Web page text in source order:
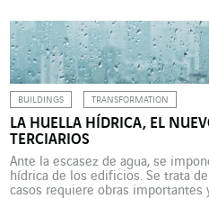
Bredhälla BESS (battery energy
almacenamiento de energía en
crear una […]
BUILDINGS TRANSFORMATION
LA HUELLA HÍDRICA, EL
TERCIARIOS
Ante la escasez de agua, se
hídrica de los edificios. Se trata
casos requiere obras importantes